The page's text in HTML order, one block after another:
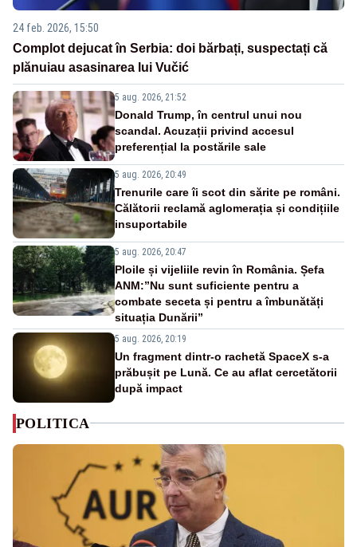
24 feb. 2026, 15:50
Complot dejucat în Serbia: doi bărbați, suspectați că
plănuiau asasinarea lui Vučić
5 aug. 2026, 21:52
Donald Trump, în centrul unui nou
scandal. Acuzații privind accesul
preferențial la postările sale
5 aug. 2026, 20:49
Trenurile care îi scot din sărite pe români.
Călătorii reclamă aglomerația și condițiile
insuportabile
5 aug. 2026, 20:47
Ploile și vijeliile revin în România. Șefa
ANM:”Nu sunt suficiente pentru a
combate seceta și pentru a îmbunătăți
situația Dunării”
5 aug. 2026, 20:19
Un fragment dintr-o rachetă SpaceX s-a
prăbușit pe Lună. Ce au aflat cercetătorii
după impact
POLITICA